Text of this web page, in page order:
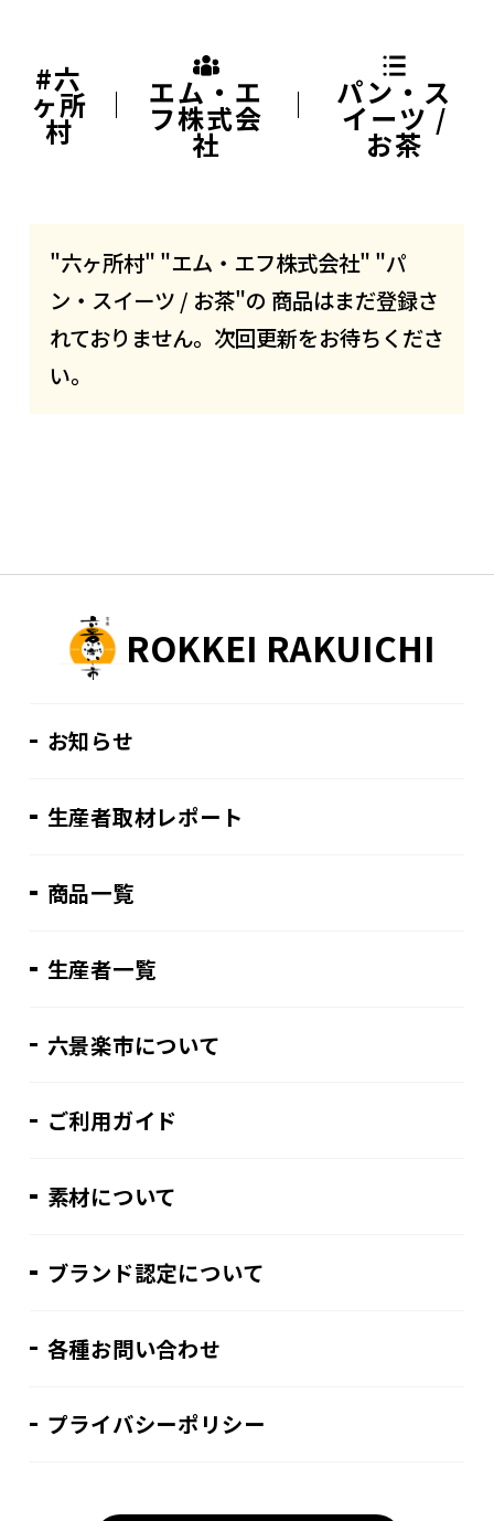
#六
ヶ所
村
エム・エ
フ株式会
社
パン・ス
イーツ /
お茶
"六ヶ所村" "エム・エフ株式会社" "パ
ン・スイーツ / お茶"の 商品はまだ登録さ
れておりません。次回更新をお待ちくださ
い。
ROKKEI RAKUICHI
お知らせ
生産者取材レポート
商品一覧
生産者一覧
六景楽市について
ご利用ガイド
素材について
ブランド認定について
各種お問い合わせ
プライバシーポリシー